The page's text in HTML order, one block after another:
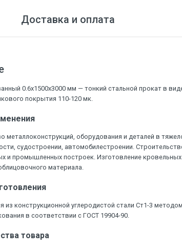
Доставка и оплата
0.6х1500х3000 мм — тонкий стальной прокат в
покрытия 110-120 мк.
металлоконструкций, оборудования и деталей в
судостроении, автомобилестроении.
и промышленных построек. Изготовление кровельных
материала.
из конструкционной углеродистой стали Ст1-3
в соответствии с ГОСТ 19904-90.
товара